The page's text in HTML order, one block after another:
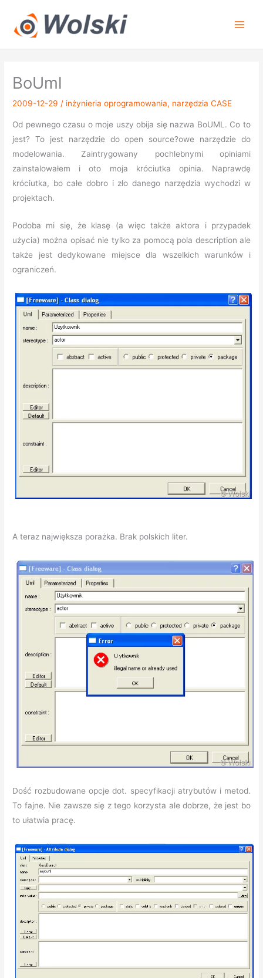
treści
BoUml
2009-12-29/ inżynieria oprogramowania, narzędzia CASE
Od pewnego czasu o moje uszy obija się nazwa BoUML. Co to
jest? To jest narzędzie do open source?owe narzędzie do
modelowania. Zaintrygowany pochlebnymi opiniami
zainstalowałem i oto moja króciutka opinia. Naprawdę
króciutka, bo całe dobro i zło danego narzędzia wychodzi w
projektach.
Podoba mi się, że klasę (a więc także aktora i przypadek
użycia) można opisać nie tylko za pomocą pola description ale
także jest dedykowane miejsce dla wszelkich warunków i
ograniczeń.
A teraz największa porażka. Brak polskich liter.
Dość rozbudowane opcje dot. specyfikacji atrybutów i metod.
To fajne. Nie zawsze się z tego korzysta ale dobrze, że jest bo
to ułatwia pracę.